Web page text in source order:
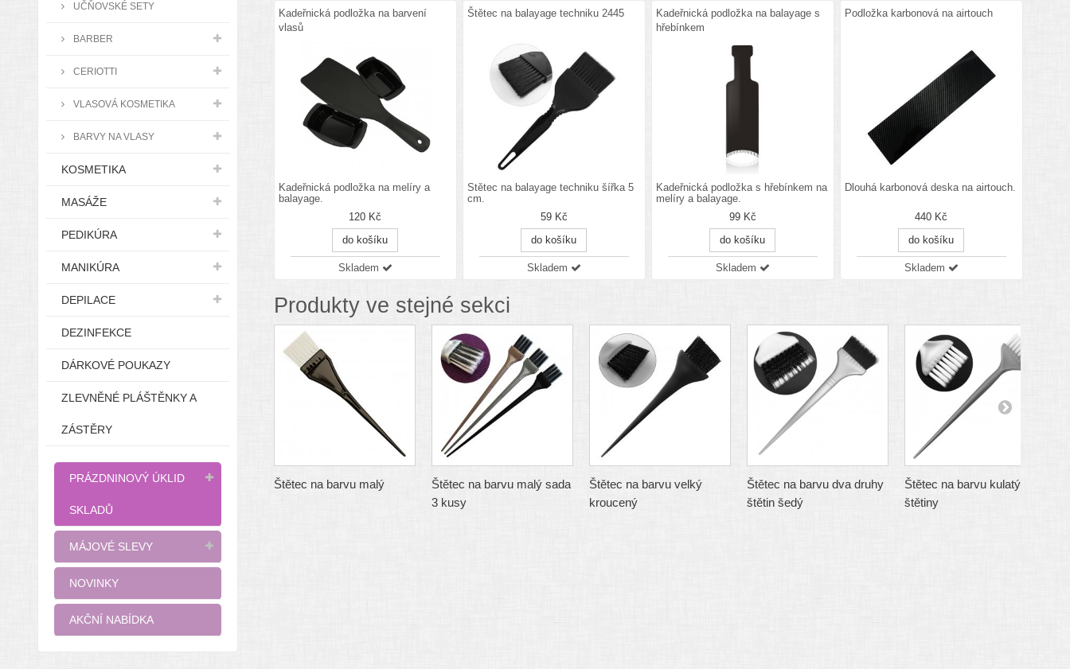
UČŇOVSKÉ SETY
BARBER
CERIOTTI
VLASOVÁ KOSMETIKA
BARVY NA VLASY
KOSMETIKA
MASÁŽE
PEDIKÚRA
MANIKÚRA
DEPILACE
DEZINFEKCE
DÁRKOVÉ POUKAZY
ZLEVNĚNÉ PLÁŠTĚNKY A
ZÁSTĚRY
PRÁZDNINOVÝ ÚKLID
SKLADŮ
MÁJOVÉ SLEVY
NOVINKY
AKČNÍ NABÍDKA
Kadeřnická podložka na barvení
vlasů
Kadeřnická podložka na melíry a
balayage.
120 Kč
do košíku
Skladem
Štětec na balayage techniku 2445
Štětec na balayage techniku šířka 5
cm.
59 Kč
do košíku
Skladem
Kadeřnická podložka na balayage s
hřebínkem
Kadeřnická podložka s hřebínkem na
melíry a balayage.
99 Kč
do košíku
Skladem
Podložka karbonová na airtouch
Dlouhá karbonová deska na airtouch.
440 Kč
do košíku
Skladem
Produkty ve stejné sekci
Štětec na barvu malý
Štětec na barvu malý sada
3 kusy
Štětec na barvu velký
kroucený
Štětec na barvu dva druhy
štětin šedý
Štětec na barvu kulatý bílé
štětiny